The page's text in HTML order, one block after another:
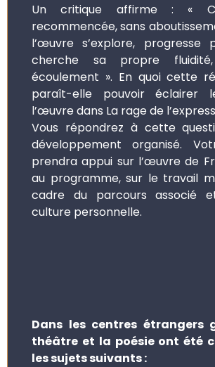
Un critique affirme : «
recommencée, sans
l’œuvre s’explore, progresse
cherche sa propre
écoulement ». En quoi cette
paraît-elle pouvoir éclairer
l’œuvre dans La rage de
Vous répondrez à cette
développement organisé.
prendra appui sur l’œuvre de
au programme, sur le travail
cadre du parcours associé
culture personnelle.
Dans les centres étrangers
théâtre et la poésie ont été
les sujets suivants :